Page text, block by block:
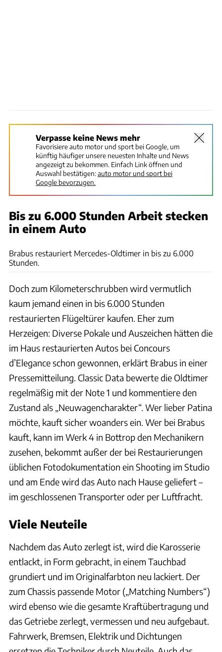
Verpasse keine News mehr
Favorisiere auto motor und sport bei Google, um
künftig häufiger unsere neuesten Inhalte und News
angezeigt zu bekommen. Einfach Link öffnen und
Auswahl bestätigen:auto motor und sport bei
Google bevorzugen.
Bis zu 6.000 Stunden Arbeit stecken
in einem Auto
Brabus restauriert Mercedes-Oldtimer in bis zu 6.000
Stunden.
Doch zum Kilometerschrubben wird vermutlich
kaum jemand einen in bis 6.000 Stunden
restaurierten Flügeltürer kaufen. Eher zum
Herzeigen: Diverse Pokale und Auszeichen hätten die
im Haus restaurierten Autos bei Concours
d’Elegance schon gewonnen, erklärt Brabus in einer
Pressemitteilung. Classic Data bewerte die Oldtimer
regelmäßig mit der Note 1 und kommentiere den
Zustand als „Neuwagencharakter“. Wer lieber Patina
möchte, kauft sicher woanders ein. Wer bei Brabus
kauft, kann im Werk 4 in Bottrop den Mechanikern
zusehen, bekommt außer der bei Restaurierungen
üblichen Fotodokumentation ein Shooting im Studio
und am Ende wird das Auto nach Hause geliefert –
im geschlossenen Transporter oder per Luftfracht.
Viele Neuteile
Nachdem das Auto zerlegt ist, wird die Karosserie
entlackt, in Form gebracht, in einem Tauchbad
grundiert und im Originalfarbton neu lackiert. Der
zum Chassis passende Motor („Matching Numbers“)
wird ebenso wie die gesamte Kraftübertragung und
das Getriebe zerlegt, vermessen und neu aufgebaut.
Fahrwerk, Bremsen, Elektrik und Dichtungen